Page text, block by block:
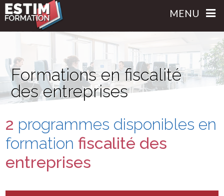
MENU
Formations en fiscalité
des entreprises
2 programmes disponibles en
formation fiscalité des
entreprises